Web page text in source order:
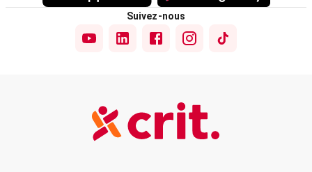
Suivez-nous